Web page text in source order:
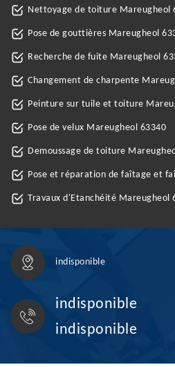
Nettoyage de toiture Mareugheol
Pose de gouttières Mareugheol
Recherche de fuite Mareugheol
Changement de charpente
Peinture sur tuile et toiture
Pose de velux Mareugheol 63340
Demoussage de toiture
Pose et réparation de faîtage et
Travaux d'Etanchéité Mareugheol
indisponible
indisponible
indisponible